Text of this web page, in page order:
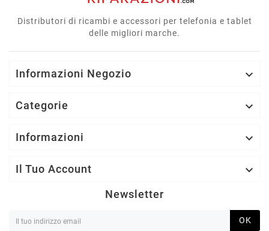
Distributori di ricambi e accessori per telefonia e tablet
delle migliori marche.
Informazioni Negozio 
Categorie 
Informazioni 
Il Tuo Account 
Newsletter
OK